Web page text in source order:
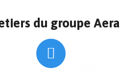
du groupe